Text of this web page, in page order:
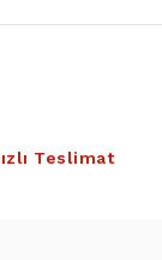
Teslimat